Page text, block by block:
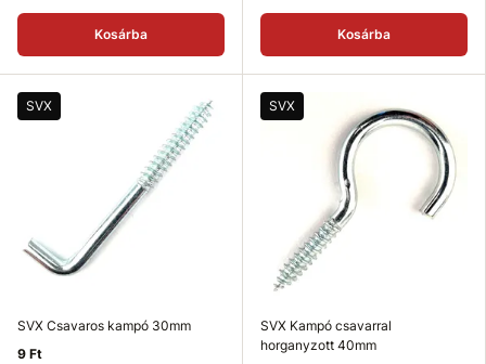
Kosárba Kosárba
SVX
SVX Csavaros kampó 30mm
9 Ft
SVX
SVX Kampó csavarral
horganyzott 40mm